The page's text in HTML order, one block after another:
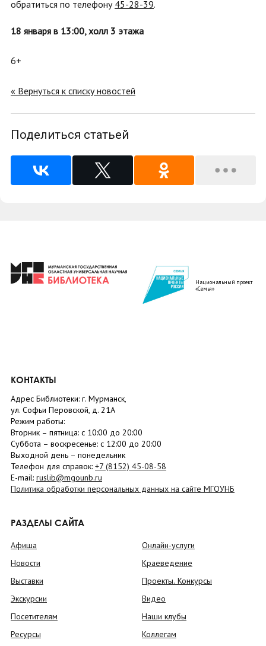
обратиться по телефону 45-28-39.
18 января в 13:00, холл 3 этажа
6+
« Вернуться к списку новостей
Поделиться статьей
Национальный проект
«Семья»
КОНТАКТЫ
Адрес Библиотеки: г. Мурманск,
ул. Софьи Перовской, д. 21А
Режим работы:
Вторник – пятница: с 10:00 до 20:00
Суббота – воскресенье: c 12:00 до 20:00
Выходной день – понедельник
Телефон для справок: +7 (8152) 45-08-58
E-mail: ruslib@mgounb.ru
Политика обработки персональных данных на сайте МГОУНБ
РАЗДЕЛЫ САЙТА
Афиша
Новости
Выставки
Экскурсии
Посетителям
Ресурсы
Онлайн-услуги
Краеведение
Проекты. Конкурсы
Видео
Наши клубы
Коллегам